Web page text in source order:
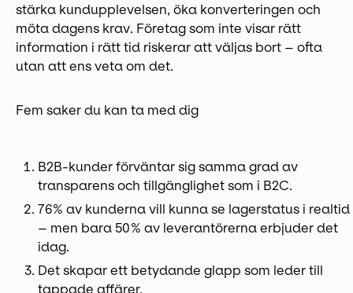
stärka kundupplevelsen, öka konverteringen och
möta dagens krav. Företag som inte visar rätt
information i rätt tid riskerar att väljas bort – ofta
utan att ens veta om det.
Fem saker du kan ta med dig
B2B-kunder förväntar sig samma grad av
transparens och tillgänglighet som i B2C.
76 % av kunderna vill kunna se lagerstatus i realtid
– men bara 50 % av leverantörerna erbjuder det
idag.
Det skapar ett betydande glapp som leder till
tappade affärer.